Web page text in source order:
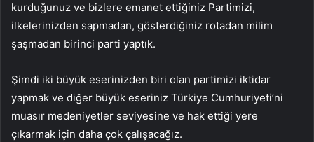
kurduğunuz ve bizlere emanet ettiğiniz Partimizi,
ilkelerinizden sapmadan, gösterdiğiniz rotadan milim
şaşmadan birinci parti yaptık.
Şimdi iki büyük eserinizden biri olan partimizi iktidar
yapmak ve diğer büyük eseriniz Türkiye Cumhuriyeti’ni
muasır medeniyetler seviyesine ve hak ettiği yere
çıkarmak için daha çok çalışacağız.